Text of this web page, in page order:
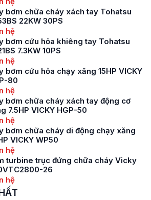
bơm chữa cháy xách tay Tohatsu
22KW 30PS
hệ
bơm cứu hỏa khiêng tay Tohatsu
7.3KW 10PS
hệ
bơm cứu hỏa chạy xăng 15HP VICKY
80
hệ
bơm chữa cháy xách tay động cơ
7.5HP VICKY HGP-50
hệ
bơm chữa cháy di động chạy xăng
VICKY WP50
hệ
turbine trục đứng chữa cháy Vicky
26
hệ